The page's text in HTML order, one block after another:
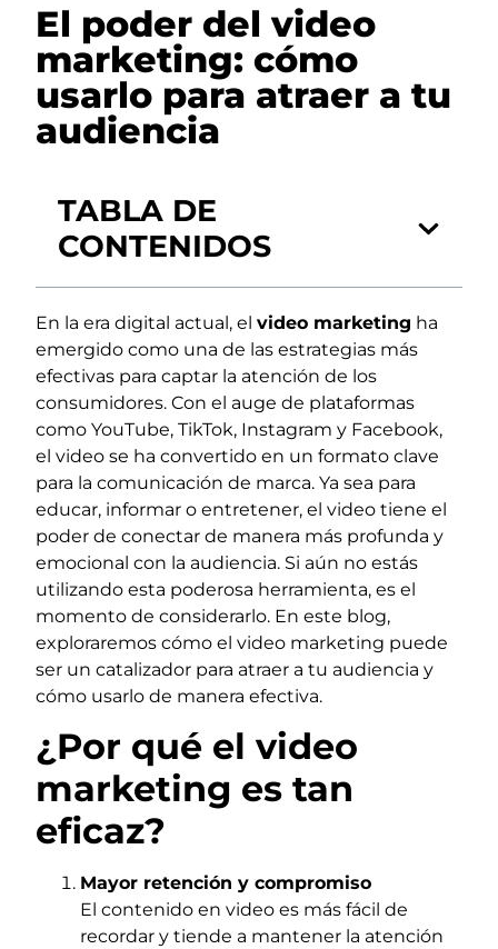
El poder del video
marketing: cómo
usarlo para atraer a tu
audiencia
TABLA DE
CONTENIDOS
En la era digital actual, elvideo marketing ha
emergido como una de las estrategias más
efectivas para captar la atención de los
consumidores. Con el auge de plataformas
como YouTube, TikTok, Instagram y Facebook,
el video se ha convertido en un formato clave
para la comunicación de marca. Ya sea para
educar, informar o entretener, el video tiene el
poder de conectar de manera más profunda y
emocional con la audiencia. Si aún no estás
utilizando esta poderosa herramienta, es el
momento de considerarlo. En este blog,
exploraremos cómo el video marketing puede
ser un catalizador para atraer a tu audiencia y
cómo usarlo de manera efectiva.
¿Por qué el video
marketing es tan
eficaz?
Mayor retención y compromiso
El contenido en video es más fácil de
recordar y tiende a mantener la atención